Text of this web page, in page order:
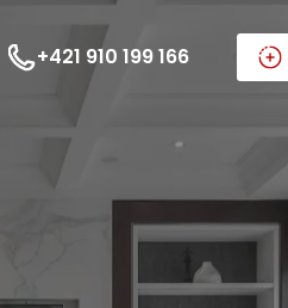
+421 910 199 166